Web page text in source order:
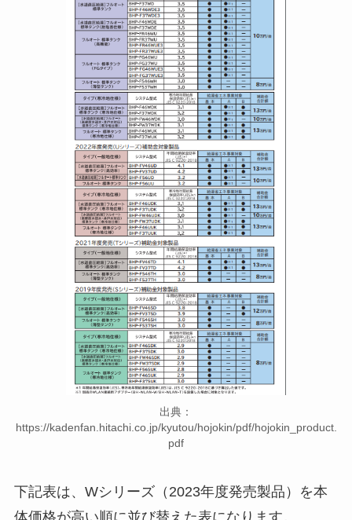
出典：
https://kadenfan.hitachi.co.jp/kyutou/hojokin/pdf/hojokin_product.
pdf
下記表は、Wシリーズ（2023年度発売製品）を本
体価格が高い順に並び替えた表になります。